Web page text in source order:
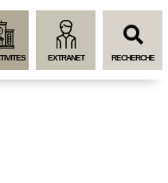
EXTRANET RECHERCHE